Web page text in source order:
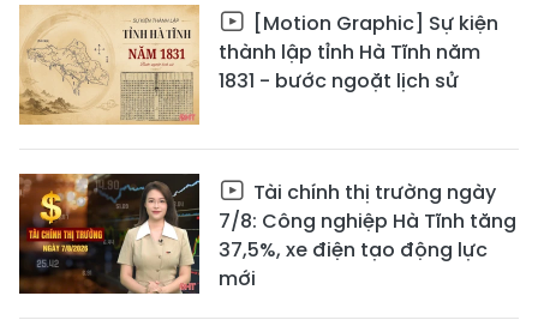
[Motion Graphic] Sự kiện
thành lập tỉnh Hà Tĩnh năm
1831 - bước ngoặt lịch sử
Tài chính thị trường ngày
7/8: Công nghiệp Hà Tĩnh tăng
37,5%, xe điện tạo động lực
mới